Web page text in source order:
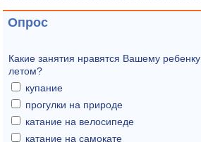
Опрос
Какие занятия нравятся Вашему ребенку
летом?
купание
прогулки на природе
катание на велосипеде
катание на самокате